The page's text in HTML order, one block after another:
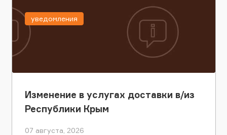
Изменение в услугах доставки в/из
Республики Крым
07 августа, 2026
уведомления